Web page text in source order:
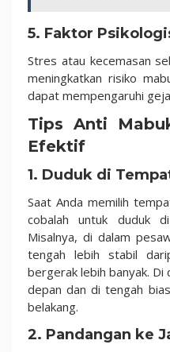
5. Faktor
Stres atau kecemasan
meningkatkan risiko
dapat mempengaruhi
Tips Anti
Efektif
1. Duduk di
Saat Anda memilih
cobalah untuk duduk
Misalnya, di dalam
tengah lebih stabil
bergerak lebih banyak.
depan dan di tengah
belakang.
2. Pandangan ke